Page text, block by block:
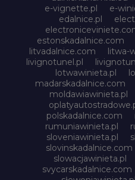
e-vignette.pl
e-
edalnice.pl
estonskadalnice.com
litvadalnice.com
litwa-
livignotunel.pl
lotwawinieta.pl
madarskadalnice.com
moldawiawinieta.pl
polskadalnice.com
rumuniawinieta.pl
sloveniawinieta.pl
slovinskadalnice.com
slowacjawinieta.pl
svycarskadalnice.com